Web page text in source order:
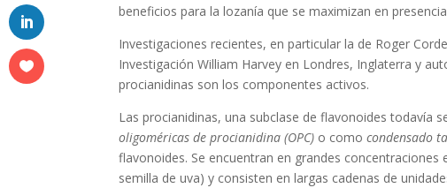
beneficios para la lozanía que se maximizan en
Investigaciones recientes, en particular la de Roger
Investigación William Harvey en Londres, Inglaterra y
procianidinas son los componentes activos.
Las procianidinas, una subclase de flavonoides todavía
oligoméricas de procianidina (OPC) o comocondensado
flavonoides. Se encuentran en grandes
semilla de uva) y consisten en largas cadenas de